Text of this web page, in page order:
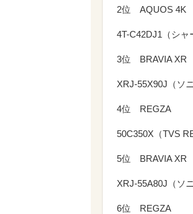
2位 AQUOS 4K
4T-C42DJ1（シャ
3位 BRAVIA XR
XRJ-55X90J（ソニ
4位 REGZA
50C350X（TVS
5位 BRAVIA XR
XRJ-55A80J（ソニ
6位 REGZA